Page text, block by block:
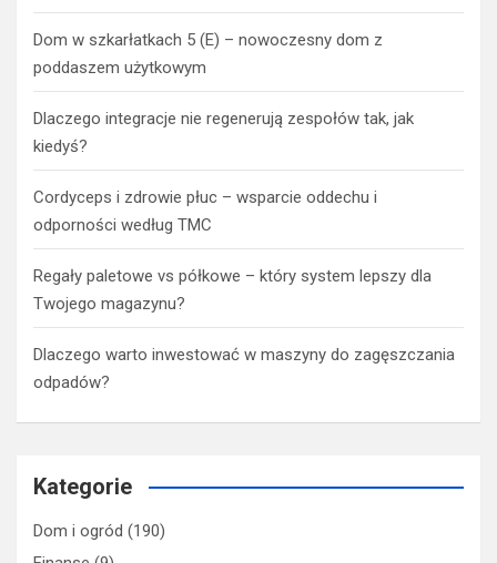
Dom w szkarłatkach 5 (E) – nowoczesny dom z
poddaszem użytkowym
Dlaczego integracje nie regenerują zespołów tak, jak
kiedyś?
Cordyceps i zdrowie płuc – wsparcie oddechu i
odporności według TMC
Regały paletowe vs półkowe – który system lepszy dla
Twojego magazynu?
Dlaczego warto inwestować w maszyny do zagęszczania
odpadów?
Kategorie
Dom i ogród (190)